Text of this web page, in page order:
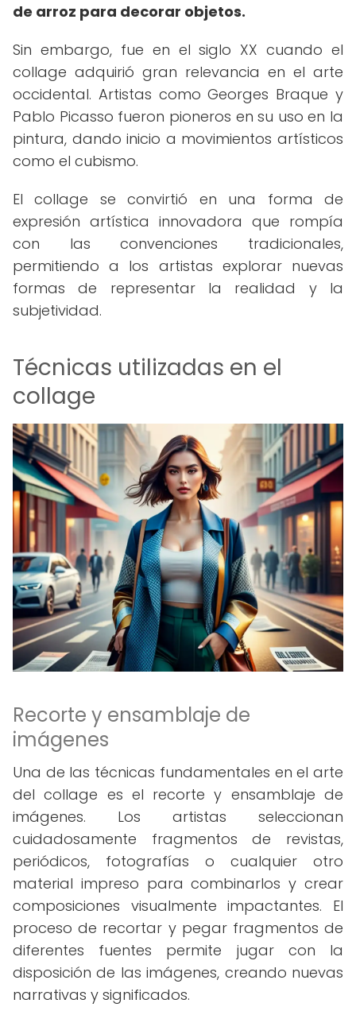
de arroz para decorar objetos.
Sin embargo, fue en el siglo XX cuando el
collage adquirió gran relevancia en el arte
occidental. Artistas como Georges Braque y
Pablo Picasso fueron pioneros en su uso en la
pintura, dando inicio a movimientos artísticos
como el cubismo.
El collage se convirtió en una forma de
expresión artística innovadora que rompía
con las convenciones tradicionales,
permitiendo a los artistas explorar nuevas
formas de representar la realidad y la
subjetividad.
Técnicas utilizadas en el
collage
Recorte y ensamblaje de
imágenes
Una de las técnicas fundamentales en el arte
del collage es el recorte y ensamblaje de
imágenes. Los artistas seleccionan
cuidadosamente fragmentos de revistas,
periódicos, fotografías o cualquier otro
material impreso para combinarlos y crear
composiciones visualmente impactantes. El
proceso de recortar y pegar fragmentos de
diferentes fuentes permite jugar con la
disposición de las imágenes, creando nuevas
narrativas y significados.